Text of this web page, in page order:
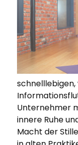
Unternehmer
innere Ruhe
Macht der